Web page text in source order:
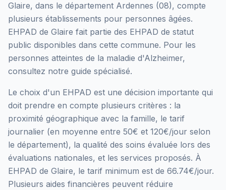
Glaire, dans le département Ardennes (08), compte
plusieurs établissements pour personnes âgées.
EHPAD de Glaire fait partie des EHPAD de statut
public disponibles dans cette commune. Pour les
personnes atteintes de la maladie d'Alzheimer,
consultez notre guide spécialisé.
Le choix d'un EHPAD est une décision importante qui
doit prendre en compte plusieurs critères : la
proximité géographique avec la famille, le tarif
journalier (en moyenne entre 50€ et 120€/jour selon
le département), la qualité des soins évaluée lors des
évaluations nationales, et les services proposés. À
EHPAD de Glaire, le tarif minimum est de 66.74€/jour.
Plusieurs aides financières peuvent réduire